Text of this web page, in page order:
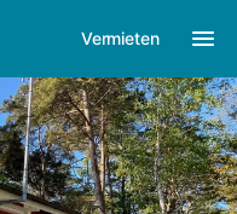
Vermieten